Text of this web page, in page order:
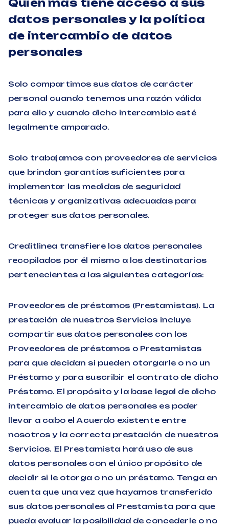
Quién más tiene acceso a sus
datos personales y la política
de intercambio de datos
personales
Solo compartimos sus datos de carácter
personal cuando tenemos una razón válida
para ello y cuando dicho intercambio esté
legalmente amparado.
Solo trabajamos con proveedores de servicios
que brindan garantías suficientes para
implementar las medidas de seguridad
técnicas y organizativas adecuadas para
proteger sus datos personales.
Creditlinea transfiere los datos personales
recopilados por él mismo a los destinatarios
pertenecientes a las siguientes categorías:
Proveedores de préstamos (Prestamistas). La
prestación de nuestros Servicios incluye
compartir sus datos personales con los
Proveedores de préstamos o Prestamistas
para que decidan si pueden otorgarle o no un
Préstamo y para suscribir el contrato de dicho
Préstamo. El propósito y la base legal de dicho
intercambio de datos personales es poder
llevar a cabo el Acuerdo existente entre
nosotros y la correcta prestación de nuestros
Servicios. El Prestamista hará uso de sus
datos personales con el único propósito de
decidir si le otorga o no un préstamo. Tenga en
cuenta que una vez que hayamos transferido
sus datos personales al Prestamista para que
pueda evaluar la posibilidad de concederle o no